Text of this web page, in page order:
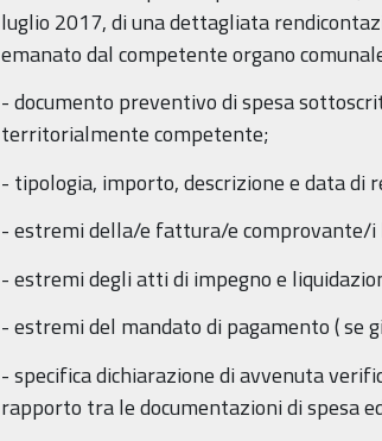
luglio 2017, di una dettagliata
emanato dal competente organo
- documento preventivo di spesa
territorialmente competente;
- tipologia, importo, descrizione e data di
- estremi della/e fattura/e comprovante/i
- estremi degli atti di impegno e
- estremi del mandato di pagamento ( se
- specifica dichiarazione di avvenuta
rapporto tra le documentazioni di spesa